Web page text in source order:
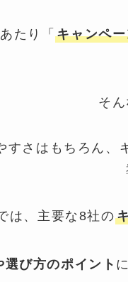
たり「キャンペ
そ
すさはもちろん、
は、主要な8社の
び方のポイント